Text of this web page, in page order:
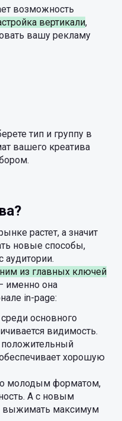
возможность
вертикали,
вашу рекламу
тип и группу в
вашего креатива
растет, а значит
новые способы,
аудитории.
из главных ключей
именно она
in-page:
основного
видимость.
положительный
хорошую
молодым форматом,
А с новым
выжимать максимум